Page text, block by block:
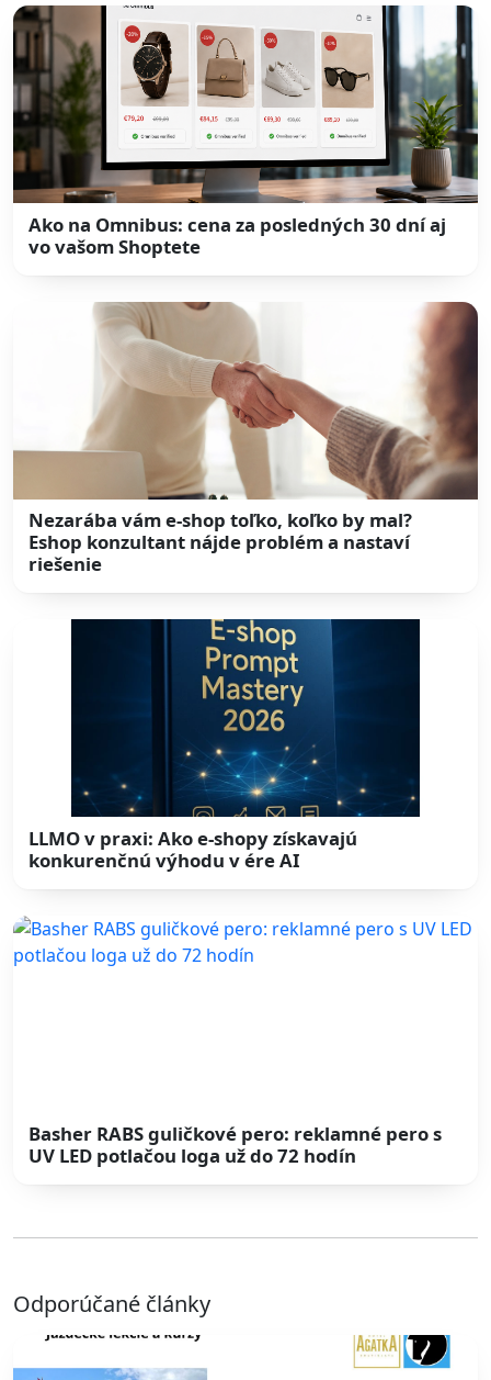
Ako na Omnibus: cena za posledných 30 dní aj
vo vašom Shoptete
Nezarába vám e-shop toľko, koľko by mal?
Eshop konzultant nájde problém a nastaví
riešenie
LLMO v praxi: Ako e-shopy získavajú
konkurenčnú výhodu v ére AI
Basher RABS guličkové pero: reklamné pero s
UV LED potlačou loga už do 72 hodín
Odporúčané články